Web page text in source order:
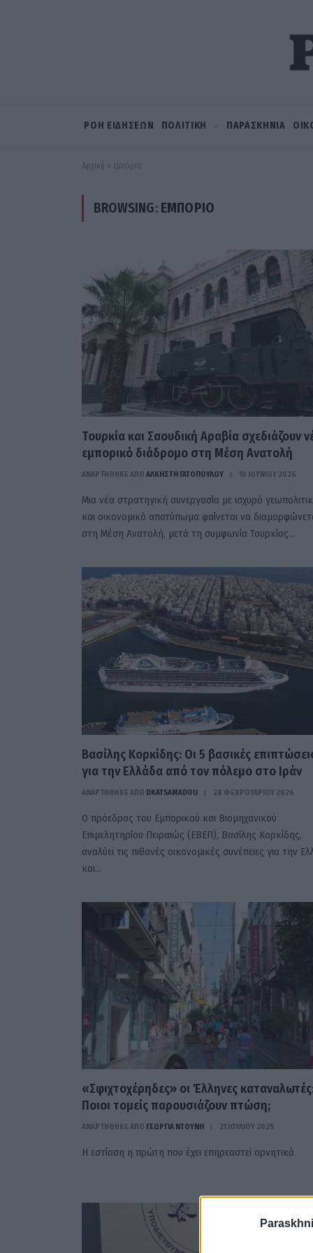
ΡΟΗ ΕΙΔΗΣΕΩΝ ΠΟΛΙΤΙΚΗ ΠΑΡΑΣΚΗΝΙΑ
Αρχική » εμπόριο
BROWSING: ΕΜΠΌΡΙΟ
Τουρκία και Σαουδική Αραβία σχεδιάζουν
εμπορικό διάδρομο στη Μέση Ανατολή
ΑΝΑΡΤΗΘΗΚΕ ΑΠΟ ΆΛΚΗΣΤΗ ΓΑΤΟΠΟΎΛΟΥ 10 ΙΟΥΝΊΟΥ 2026
Μια νέα στρατηγική συνεργασία με ισχυρό
και οικονομικό αποτύπωμα φαίνεται να
στη Μέση Ανατολή, μετά τη συμφωνία Τουρκίας…
Βασίλης Κορκίδης: Οι 5 βασικές
για την Ελλάδα από τον πόλεμο στο Ιράν
ΑΝΑΡΤΗΘΗΚΕ ΑΠΟ DKATSAMADOU 28 ΦΕΒΡΟΥΑΡΊΟΥ 2026
Ο πρόεδρος του Εμπορικού και Βιομηχανικού
Επιμελητηρίου Πειραιώς (ΕΒΕΠ), Βασίλης Κορκίδης,
αναλύει τις πιθανές οικονομικές συνέπειες για την
και…
«Σφιχτοχέρηδες» οι Έλληνες
Ποιοι τομείς παρουσιάζουν πτώση;
ΑΝΑΡΤΗΘΗΚΕ ΑΠΟ ΓΕΩΡΓΊΑ ΝΤΟΎΝΗ 21 ΙΟΥΛΊΟΥ 2025
Η εστίαση η πρώτη που έχει επηρεαστεί αρνητικά